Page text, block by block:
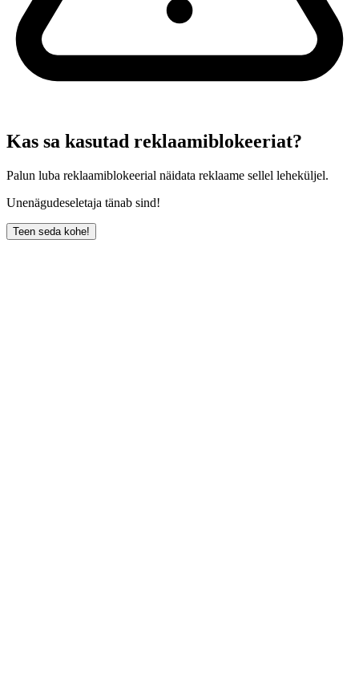
Kas sa kasutad reklaamiblokeeriat?
Palun luba reklaamiblokeerial näidata reklaame sellel leheküljel.
Unenägudeseletaja tänab sind!
Teen seda kohe!